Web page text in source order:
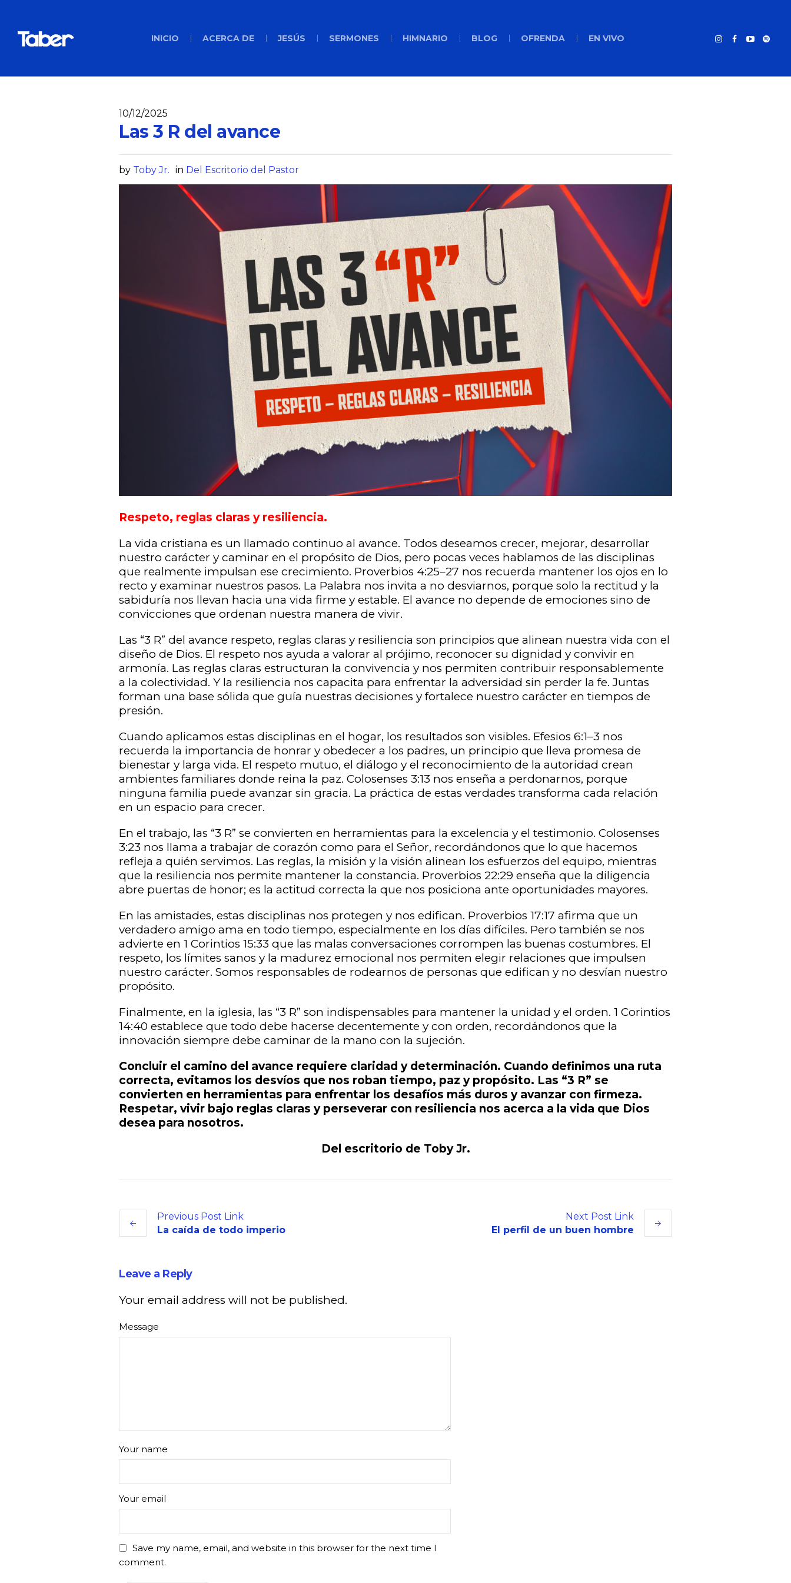
INICIO ACERCA DE JESÚS SERMONES HIMNARIO BLOG OFRENDA EN VIVO
10/12/2025
Las 3 R del avance
by Toby Jr. in Del Escritorio del Pastor
Respeto, reglas claras y resiliencia.
La vida cristiana es un llamado continuo al avance. Todos deseamos crecer, mejorar, desarrollar
nuestro carácter y caminar en el propósito de Dios, pero pocas veces hablamos de las disciplinas
que realmente impulsan ese crecimiento. Proverbios 4:25–27 nos recuerda mantener los ojos en lo
recto y examinar nuestros pasos. La Palabra nos invita a no desviarnos, porque solo la rectitud y la
sabiduría nos llevan hacia una vida firme y estable. El avance no depende de emociones sino de
convicciones que ordenan nuestra manera de vivir.
Las “3 R” del avance respeto, reglas claras y resiliencia son principios que alinean nuestra vida con el
diseño de Dios. El respeto nos ayuda a valorar al prójimo, reconocer su dignidad y convivir en
armonía. Las reglas claras estructuran la convivencia y nos permiten contribuir responsablemente
a la colectividad. Y la resiliencia nos capacita para enfrentar la adversidad sin perder la fe. Juntas
forman una base sólida que guía nuestras decisiones y fortalece nuestro carácter en tiempos de
presión.
Cuando aplicamos estas disciplinas en el hogar, los resultados son visibles. Efesios 6:1–3 nos
recuerda la importancia de honrar y obedecer a los padres, un principio que lleva promesa de
bienestar y larga vida. El respeto mutuo, el diálogo y el reconocimiento de la autoridad crean
ambientes familiares donde reina la paz. Colosenses 3:13 nos enseña a perdonarnos, porque
ninguna familia puede avanzar sin gracia. La práctica de estas verdades transforma cada relación
en un espacio para crecer.
En el trabajo, las “3 R” se convierten en herramientas para la excelencia y el testimonio. Colosenses
3:23 nos llama a trabajar de corazón como para el Señor, recordándonos que lo que hacemos
refleja a quién servimos. Las reglas, la misión y la visión alinean los esfuerzos del equipo, mientras
que la resiliencia nos permite mantener la constancia. Proverbios 22:29 enseña que la diligencia
abre puertas de honor; es la actitud correcta la que nos posiciona ante oportunidades mayores.
En las amistades, estas disciplinas nos protegen y nos edifican. Proverbios 17:17 afirma que un
verdadero amigo ama en todo tiempo, especialmente en los días difíciles. Pero también se nos
advierte en 1 Corintios 15:33 que las malas conversaciones corrompen las buenas costumbres. El
respeto, los límites sanos y la madurez emocional nos permiten elegir relaciones que impulsen
nuestro carácter. Somos responsables de rodearnos de personas que edifican y no desvían nuestro
propósito.
Finalmente, en la iglesia, las “3 R” son indispensables para mantener la unidad y el orden. 1 Corintios
14:40 establece que todo debe hacerse decentemente y con orden, recordándonos que la
innovación siempre debe caminar de la mano con la sujeción.
Concluir el camino del avance requiere claridad y determinación. Cuando definimos una ruta
correcta, evitamos los desvíos que nos roban tiempo, paz y propósito. Las “3 R” se
convierten en herramientas para enfrentar los desafíos más duros y avanzar con firmeza.
Respetar, vivir bajo reglas claras y perseverar con resiliencia nos acerca a la vida que Dios
desea para nosotros.
Del escritorio de Toby Jr.
Previous Post Link
La caída de todo imperio
Next Post Link
El perfil de un buen hombre
Leave a Reply
Your email address will not be published.
Message
Your name
Your email
Save my name, email, and website in this browser for the next time I
comment.